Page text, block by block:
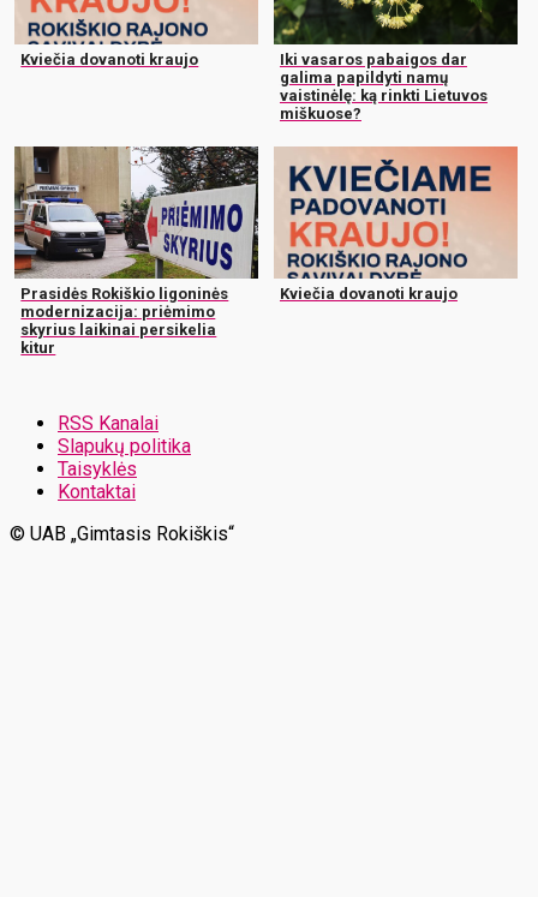
Kviečia dovanoti kraujo
Iki vasaros pabaigos dar
galima papildyti namų
vaistinėlę: ką rinkti Lietuvos
miškuose?
Prasidės Rokiškio ligoninės
modernizacija: priėmimo
skyrius laikinai persikelia
kitur
Kviečia dovanoti kraujo
RSS Kanalai
Slapukų politika
Taisyklės
Kontaktai
© UAB „Gimtasis Rokiškis“